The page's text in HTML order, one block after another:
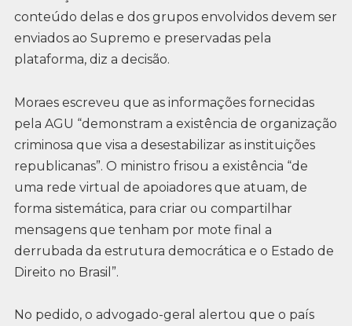
conteúdo delas e dos grupos envolvidos devem ser
enviados ao Supremo e preservadas pela
plataforma, diz a decisão.
Moraes escreveu que as informações fornecidas
pela AGU “demonstram a existência de organização
criminosa que visa a desestabilizar as instituições
republicanas”. O ministro frisou a existência “de
uma rede virtual de apoiadores que atuam, de
forma sistemática, para criar ou compartilhar
mensagens que tenham por mote final a
derrubada da estrutura democrática e o Estado de
Direito no Brasil”.
No pedido, o advogado-geral alertou que o país